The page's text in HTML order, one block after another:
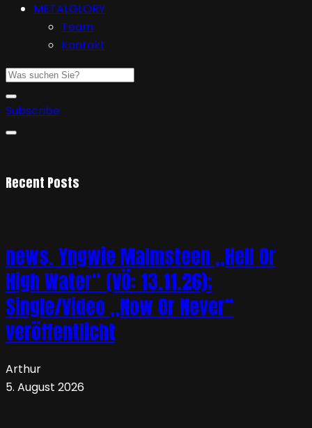
METALGLORY
Team
Kontakt
Subscribe
Recent Posts
news. Yngwie Malmsteen „Hell Or
High Water“ (VÖ: 13.11.26);
Single/Video „Now Or Never“
veröffentlicht
Arthur
5. August 2026